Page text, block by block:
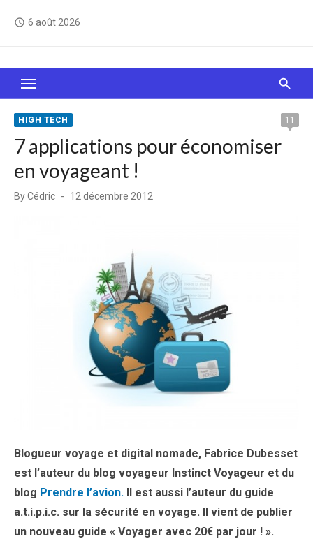
access_time 6 août 2026
Le Web, c'est comme une boîte de chocolats… On
sait jamais sur quoi on va tomber !
HIGH TECH 11
7 applications pour économiser
en voyageant !
ByCédric
Posted
12 décembre 2012
Blogueur voyage et digital nomade, Fabrice Dubesset
est l’auteur du blog voyageur Instinct Voyageur et du
blog Prendre l’avion. Il est aussi l’auteur du guide
a.t.i.p.i.c. sur la sécurité en voyage. Il vient de publier
un nouveau guide « Voyager avec 20€ par jour ! ».